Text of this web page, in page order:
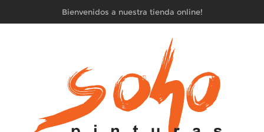
Bienvenidos a nuestra tienda online!